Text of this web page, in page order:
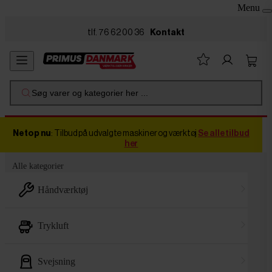
tlf. 76 62 00 36 Kontakt
Søg varer og kategorier her ...
Netop nu: Tilbud på udvalgte maskiner og værktøj Se alle tilbud
her
Menu
Alle kategorier
håndværktøj
trykluft
svejsning